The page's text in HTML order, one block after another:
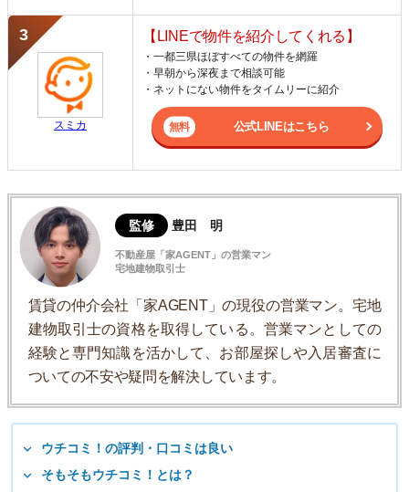
スミカ
【LINEで物件を紹介してくれる】
・一都三県ほぼすべての物件を網羅
・早朝から深夜まで相談可能
・ネットにない物件をタイムリーに紹介
公式LINEはこちら
監修 豊田 明
不動産屋「家AGENT」の営業マン
宅地建物取引士
賃貸の仲介会社「家AGENT」の現役の営業マン。宅地
建物取引士の資格を取得している。営業マンとしての
経験と専門知識を活かして、お部屋探しや入居審査に
ついての不安や疑問を解決しています。
ウチコミ！の評判・口コミは良い
そもそもウチコミ！とは？